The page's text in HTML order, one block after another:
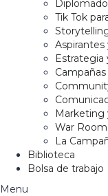
Tik Tok
Aspirantes
Estrategia
Marketing
War Room
La
Biblioteca
Bolsa de trabajo
Menu